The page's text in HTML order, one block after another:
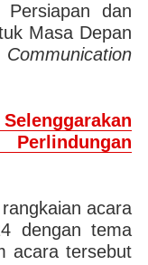
dan
Masa Depan
acara
dengan tema
acara tersebut